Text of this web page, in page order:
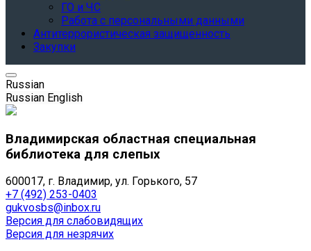
ГО и ЧС
Работа с персональными данными
Антитеррористическая защищенность
Закупки
Russian
Russian English
Владимирская областная специальная
библиотека для слепых
600017, г. Владимир, ул. Горького, 57
+7 (492) 253-0403
gukvosbs@inbox.ru
Версия для слабовидящих
Версия для незрячих